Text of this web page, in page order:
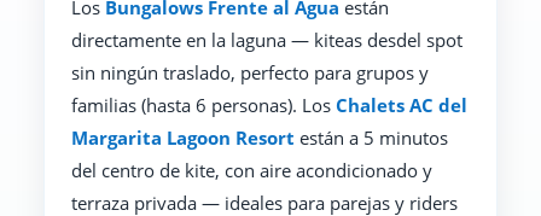
Los Bungalows Frente al Agua están
directamente en la laguna — kiteas desdel spot
sin ningún traslado, perfecto para grupos y
familias (hasta 6 personas). Los Chalets AC del
Margarita Lagoon Resort están a 5 minutos
del centro de kite, con aire acondicionado y
terraza privada — ideales para parejas y riders